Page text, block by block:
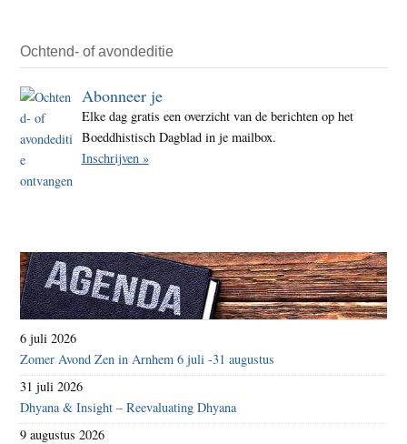
Ochtend- of avondeditie
Abonneer je
Elke dag gratis een overzicht van de berichten op het
Boeddhistisch Dagblad in je mailbox.
Inschrijven »
6 juli 2026
Zomer Avond Zen in Arnhem 6 juli -31 augustus
31 juli 2026
Dhyana & Insight – Reevaluating Dhyana
9 augustus 2026